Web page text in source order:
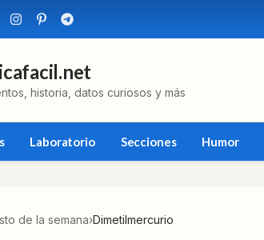
historia, datos curiosos y más
Laboratorio Secciones Humor
de la semana›Dimetilmercurio